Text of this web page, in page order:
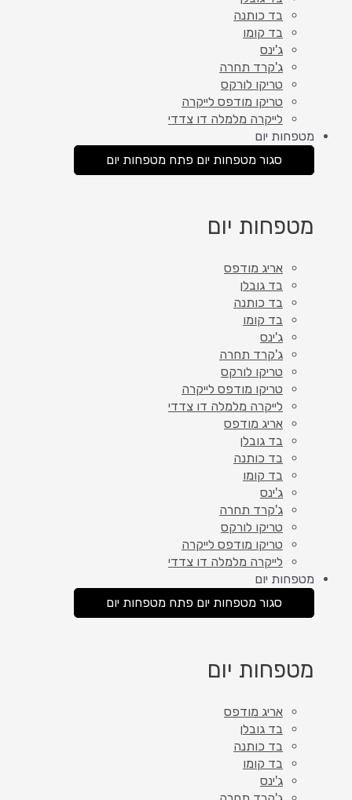
בד כותנה
בד קומו
ג'ינס
ג'קרד תחרה
טריקו לורקס
טריקו מודפס לייקרה
לייקרה מלמלה דו צדדי
מטפחות יום
סגור מטפחות יום פתח מטפחות יום
מטפחות יום
אריג מודפס
בד גובלן
בד כותנה
בד קומו
ג'ינס
ג'קרד תחרה
טריקו לורקס
טריקו מודפס לייקרה
לייקרה מלמלה דו צדדי
אריג מודפס
בד גובלן
בד כותנה
בד קומו
ג'ינס
ג'קרד תחרה
טריקו לורקס
טריקו מודפס לייקרה
לייקרה מלמלה דו צדדי
מטפחות יום
סגור מטפחות יום פתח מטפחות יום
מטפחות יום
אריג מודפס
בד גובלן
בד כותנה
בד קומו
ג'ינס